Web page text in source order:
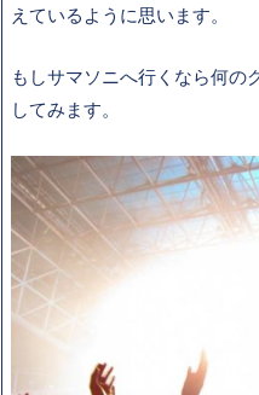
えているように思います。
もしサマソニへ行くなら何の
してみます。